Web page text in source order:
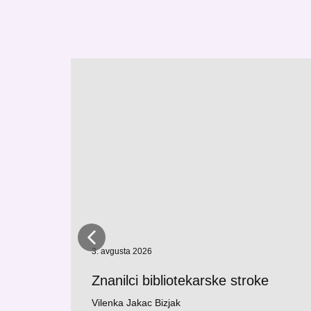
3. avgusta 2026
Znanilci bibliotekarske stroke
Vilenka Jakac Bizjak